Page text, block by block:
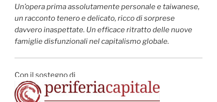
Un’opera prima assolutamente personale e taiwanese,
un racconto tenero e delicato, ricco di sorprese
davvero inaspettate. Un efficace ritratto delle nuove
famiglie disfunzionali nel capitalismo globale.
Con il sostegno di